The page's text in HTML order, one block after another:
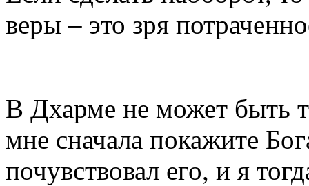
веры – это зря
В Дхарме не может быть
мне сначала покажите
почувствовал его, и я